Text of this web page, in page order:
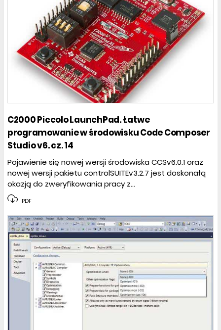
C2000 Piccolo LaunchPad. Łatwe
programowanie w środowisku Code Composer
Studio v6. cz. 14
Pojawienie się nowej wersji środowiska CCSv6.0.1 oraz
nowej wersji pakietu controlSUITEv3.2.7 jest doskonałą
okazją do zweryfikowania pracy z...
PDF